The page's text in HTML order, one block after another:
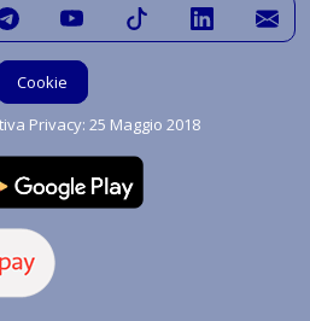
Cookie
Privacy: 25 Maggio 2018